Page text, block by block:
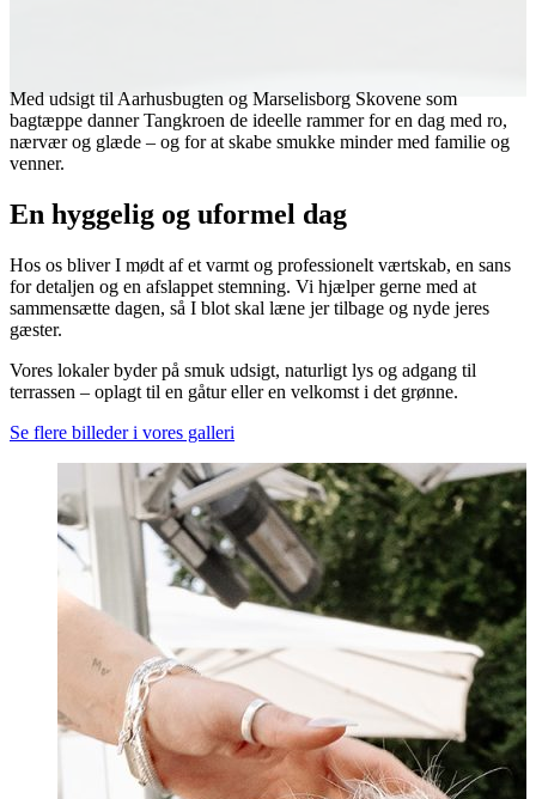
Med udsigt til Aarhusbugten og Marselisborg Skovene som
bagtæppe danner Tangkroen de ideelle rammer for en dag med ro,
nærvær og glæde – og for at skabe smukke minder med familie og
venner.
En hyggelig og uformel dag
Hos os bliver I mødt af et varmt og professionelt værtskab, en sans
for detaljen og en afslappet stemning. Vi hjælper gerne med at
sammensætte dagen, så I blot skal læne jer tilbage og nyde jeres
gæster.
Vores lokaler byder på smuk udsigt, naturligt lys og adgang til
terrassen – oplagt til en gåtur eller en velkomst i det grønne.
Se flere billeder i vores galleri